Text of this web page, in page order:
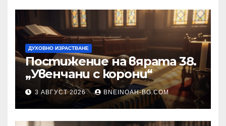
ДУХОВНО ИЗРАСТВАНЕ
Постижение на вярата 38.
„Увенчани с корони“
3 АВГУСТ 2026 BNEINOAH-BG.COM